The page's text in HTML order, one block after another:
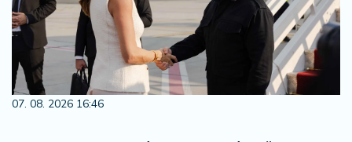
07. 08. 2026 16:46